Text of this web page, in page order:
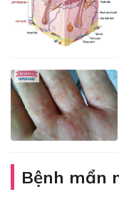
Bệnh mẩn